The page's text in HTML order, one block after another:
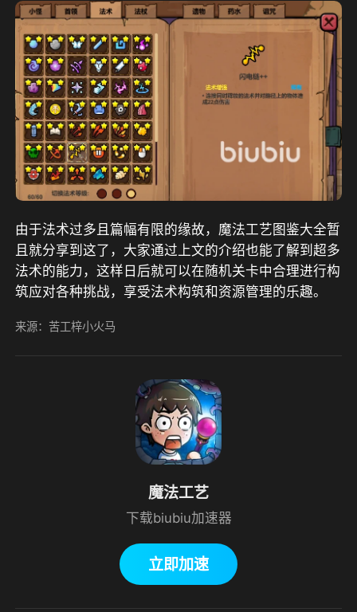
由于法术过多且篇幅有限的缘故，魔法工艺图鉴大全暂
且就分享到这了，大家通过上文的介绍也能了解到超多
法术的能力，这样日后就可以在随机关卡中合理进行构
筑应对各种挑战，享受法术构筑和资源管理的乐趣。
来源：苦工梓小火马
魔法工艺
下载biubiu加速器
立即加速